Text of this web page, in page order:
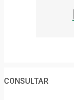
CONSULTAR